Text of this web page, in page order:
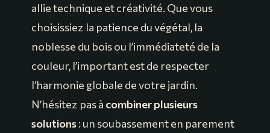
allie technique et créativité. Que vous
choisissiez la patience du végétal, la
noblesse du bois ou l’immédiateté de la
couleur, l’important est de respecter
l’harmonie globale de votre jardin.
N’hésitez pas à combiner plusieurs
solutions: un soubassement en parement